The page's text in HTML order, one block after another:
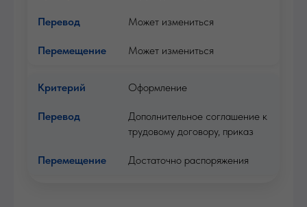
Может измениться
Может измениться
Оформление
Дополнительное соглашение к
трудовому договору, приказ
Достаточно распоряжения